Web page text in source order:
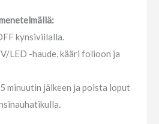
kynsiviilalla.
LED -haude, kääri folioon ja
minuutin jälkeen ja poista loput